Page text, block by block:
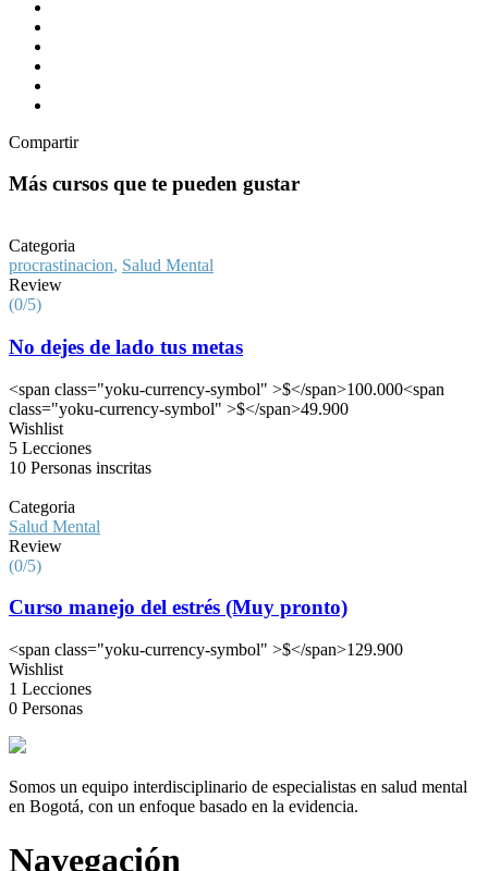
Compartir
Más cursos que te pueden gustar
Categoria
procrastinacion, Salud Mental
Review
(0/5)
No dejes de lado tus metas
<span class="yoku-currency-symbol" >$</span>100.000<span
class="yoku-currency-symbol" >$</span>49.900
Wishlist
5 Lecciones
10 Personas inscritas
Categoria
Salud Mental
Review
(0/5)
Curso manejo del estrés (Muy pronto)
<span class="yoku-currency-symbol" >$</span>129.900
Wishlist
1 Lecciones
0 Personas
Somos un equipo interdisciplinario de especialistas en salud mental
en Bogotá, con un enfoque basado en la evidencia.
Navegación